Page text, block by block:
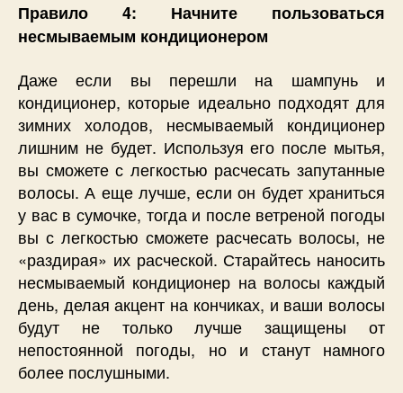
Правило 4: Начните пользоваться
несмываемым кондиционером
Даже если вы перешли на шампунь и
кондиционер, которые идеально подходят для
зимних холодов, несмываемый кондиционер
лишним не будет. Используя его после мытья,
вы сможете с легкостью расчесать запутанные
волосы. А еще лучше, если он будет храниться
у вас в сумочке, тогда и после ветреной погоды
вы с легкостью сможете расчесать волосы, не
«раздирая» их расческой. Старайтесь наносить
несмываемый кондиционер на волосы каждый
день, делая акцент на кончиках, и ваши волосы
будут не только лучше защищены от
непостоянной погоды, но и станут намного
более послушными.